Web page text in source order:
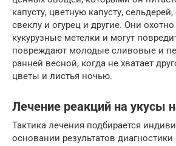
капусту, цветную капусту,
свеклу и огурец и другие. Они
кукурузные метелки и могут
повреждают молодые сливовые и
ранней весной, когда не хватает
цветы и листья ночью.
Лечение реакций на укусы
Тактика лечения подбирается
основании результатов